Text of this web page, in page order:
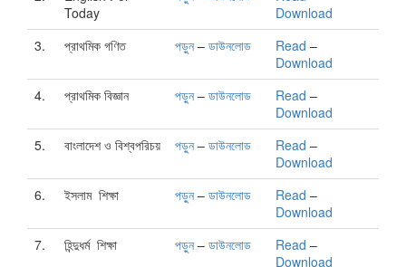
Today
Download
3.
প্রাথমিক গণিত পড়ুন– ডাউনলোড Read –
Download
4.
প্রাথমিক বিজ্ঞান পড়ুন– ডাউনলোড Read –
Download
5.
বাংলাদেশ ও বিশ্বপরিচয় পড়ুন– ডাউনলোড Read –
Download
6.
ইসলাম শিক্ষা পড়ুন– ডাউনলোড Read –
Download
7.
হিন্দুধর্ম শিক্ষা পড়ুন– ডাউনলোড Read –
Download